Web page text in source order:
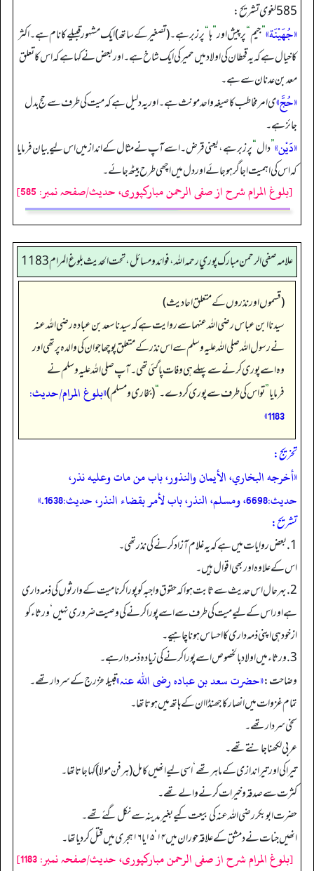
585 لغوی تشریح:
«جُهَيْنَة»”جیم“پر پیش اور”ہا“پر زبر ہے۔ (تصغیر کے ساتھ) ایک مشہور قبیلے کا نام ہے۔ اکثر
کا خیال ہے کہ یہ قحطان کی اولاد میں حمیر کی ایک شاخ ہے۔ اور بعض نے کہا ہے کہ اس کا تعلق
معد بن عدنان سے ہے۔
«حُجَّ»ی امر مخاطب کا صیغہ واحد مونث ہے۔ اور یہ دلیل ہے کہ میت کی طرف سے حج بدل
جائز ہے۔
«دَيْن»”دال“پر زبر ہے، یعنی قرض۔ اسے آپ نے مثال کے انداز میں اس لیے بیان فرمایا
کہ اس کی اہمیت اجاگر ہو جائے اور دل میں اچھی طرح بیٹھ جائے۔
[بلوغ المرام شرح از صفی الرحمن مبارکپوری، حدیث/صفحہ نمبر: 585]
علامه صفي الرحمن مبارك پوري رحمه الله، فوائد و مسائل، تحت الحديث بلوغ المرام 1183
(قسموں اور نذروں کے متعلق احادیث)
سیدنا ابن عباس رضی اللہ عنہما سے روایت ہے کہ سیدنا سعد بن عبادہ رضی اللہ عنہ
نے رسول اللہ صلی اللہ علیہ وسلم سے اس نذر کے متعلق پوچھا جو ان کی والدہ پر تھی اور
وہ اسے پوری کرنے سے پہلے ہی وفات پا گئی تھی۔ آپ صلی اللہ علیہ وسلم نے
فرمایا”تو اس کی طرف سے پوری کر دے۔“(بخاری و مسلم)«بلوغ المرام/حدیث:
1183»
تخریج:
«أخرجه البخاري، الأيمان والنذور، باب من مات وعليه نذر،
حديث:6698، ومسلم، النذر، باب لأمر بقضاء النذر، حديث:1638.»
تشریح:
1. بعض روایات میں ہے کہ یہ غلام آزاد کرنے کی نذر تھی۔
اس کے علاوہ اور بھی اقوال ہیں۔
2.بہرحال اس حدیث سے ثابت ہوا کہ حقوق واجبہ کو پورا کرنا میت کے وارثوں کی ذمہ داری
ہے اور اس کے لیے میت کی طرف سے اسے پورا کرنے کی وصیت ضروری نہیں‘ ورثاء کو
ازخود ہی اپنی ذمہ داری کا احساس ہونا چاہیے۔
3. ورثاء میں اولاد بالخصوص اسے پورا کرنے کی زیادہ ذمہ دار ہے۔
وضاحت:«حضرت سعد بن عبادہ رضی اللہ عنہ»‏‏‏‏ قبیلۂخزرج کے سردار تھے۔
تمام غزوات میں انصار کا جھنڈا ان کے ہاتھ میں ہوتا تھا۔
سخی سردار تھے۔
عربی لکھنا جانتے تھے۔
تیراکی اور تیر اندازی کے ماہر تھے‘ اسی لیے انھیں کامل (ہر فن مولا) کہا جاتا تھا۔
کثرت سے صدقہ و خیرات کرنے والے تھے۔
حضرت ابوبکر رضی اللہ عنہ کی بیعت کیے بغیر مدینہ سے نکل گئے تھے۔
انھیں جنات نے دمشق کے علاقہ حوران میں ۱۴ ‘ ۱۵ یا ۱۶ ہجری میں قتل کر دیا تھا۔
[بلوغ المرام شرح از صفی الرحمن مبارکپوری، حدیث/صفحہ نمبر: 1183]